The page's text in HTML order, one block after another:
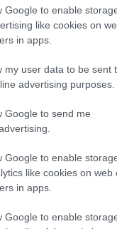
Google to enable
like cookies on
in apps.
my user data to be sent
advertising purposes.
Google to send me
Google to enable
like cookies on web
in apps.
Google to enable
e
di bruciare casa